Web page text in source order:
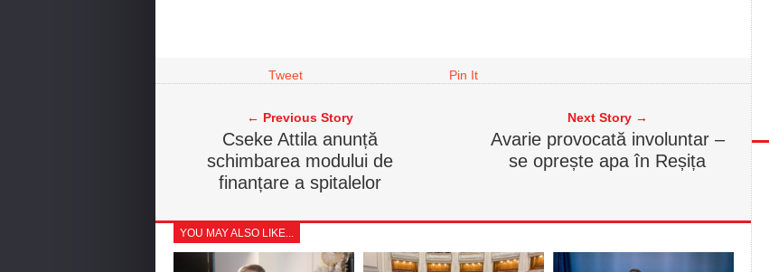
Tweet Pin It
← Previous Story
Cseke Attila anunță
schimbarea modului de
finanțare a spitalelor
Next Story →
Avarie provocată involuntar –
se oprește apa în Reșița
YOU MAY ALSO LIKE...